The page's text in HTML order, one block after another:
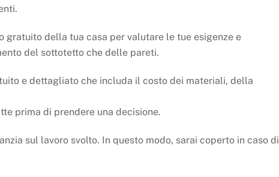
gratuito della tua casa per valutare le tue esigenze e
del sottotetto che delle pareti.
e dettagliato che includa il costo dei materiali, della
prima di prendere una decisione.
sul lavoro svolto. In questo modo, sarai coperto in caso di